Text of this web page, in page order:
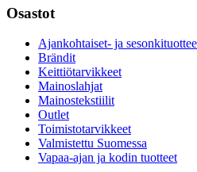
Osastot
Ajankohtaiset- ja
Brändit
Keittiötarvikkeet
Mainoslahjat
Mainostekstiilit
Outlet
Toimistotarvikkeet
Valmistettu Suomessa
Vapaa-ajan ja kodin tuotteet